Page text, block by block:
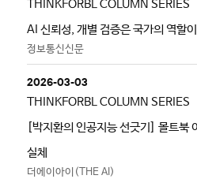
THINKFORBL COLUMN SERIES
AI 신뢰성, 개별 검증은 국가의 역할
정보통신신문
2026-03-03
THINKFORBL COLUMN SERIES
[박지환의 인공지능 선긋기] 몰트북
실체
더에이아이(THE AI)